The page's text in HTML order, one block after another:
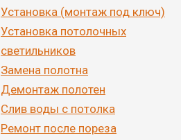
Установка (монтаж под ключ)
Установка потолочных
светильников
Замена полотна
Демонтаж полотен
Cлив воды с потолка
Ремонт после пореза